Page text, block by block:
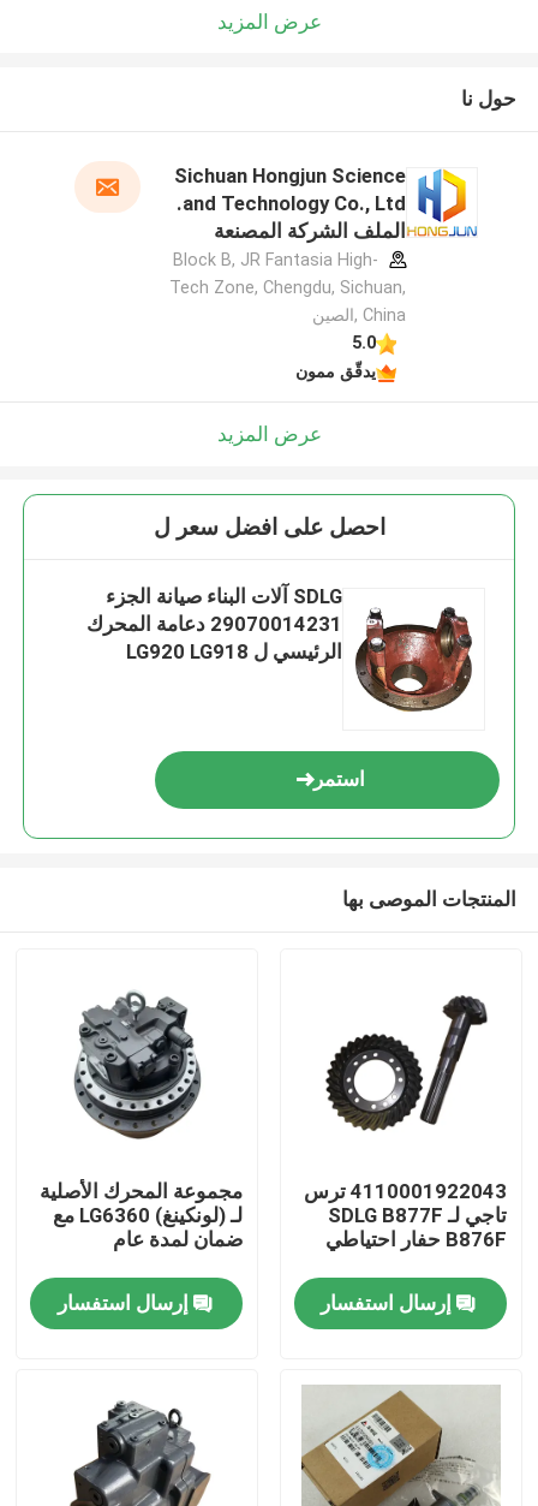
المنتجات
حول بنا
عرض المزيد
حول نا
Sichuan Hongjun Science
and Technology Co., Ltd.
الملف الشركة المصنعة
Block B, JR Fantasia High-
Tech Zone, Chengdu, Sichuan,
China ,الصين
5.0
يدقّق ممون
عرض المزيد
احصل على افضل سعر ل
SDLG آلات البناء صيانة الجزء
29070014231 دعامة المحرك
الرئيسي ل LG920 LG918
استمر
المنتجات الموصى بها
4110001922043 ترس
تاجي لـ SDLG B877F
B876F حفار احتياطي
إرسال استفسار
مجموعة المحرك الأصلية
لـ (لونكينغ) LG6360 مع
ضمان لمدة عام
إرسال استفسار